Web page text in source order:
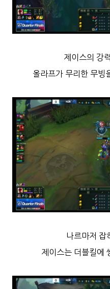
제이스의 강
올라프가 무리한 무빙
나르마저 잡
제이스는 더블킬에